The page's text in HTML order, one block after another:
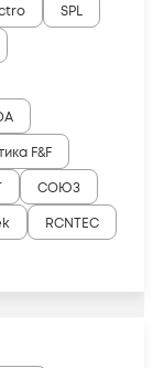
SPL
F&F
СОЮЗ
RCNTEC